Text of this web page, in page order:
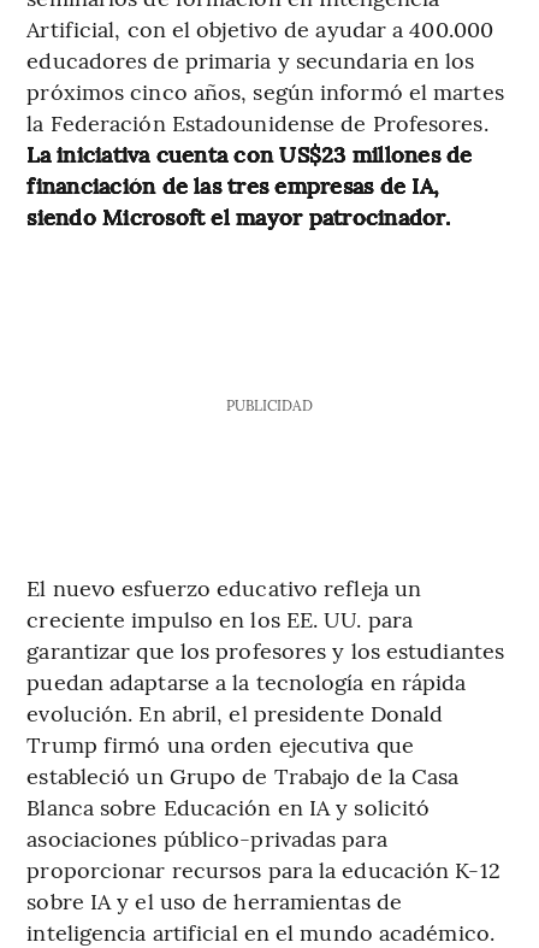
Artificial, con el objetivo de ayudar a 400.000
educadores de primaria y secundaria en los
próximos cinco años, según informó el martes
la Federación Estadounidense de Profesores.
La iniciativa cuenta con US$23 millones de
financiación de las tres empresas de IA,
siendo Microsoft el mayor patrocinador.
PUBLICIDAD
El nuevo esfuerzo educativo refleja un
creciente impulso en los EE. UU. para
garantizar que los profesores y los estudiantes
puedan adaptarse a la tecnología en rápida
evolución. En abril, el presidente Donald
Trump firmó una orden ejecutiva que
estableció un Grupo de Trabajo de la Casa
Blanca sobre Educación en IA y solicitó
asociaciones público-privadas para
proporcionar recursos para la educación K-12
sobre IA y el uso de herramientas de
inteligencia artificial en el mundo académico.